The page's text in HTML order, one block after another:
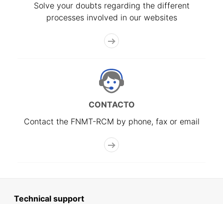
Solve your doubts regarding the different
processes involved in our websites
CONTACTO
Contact the FNMT-RCM by phone, fax or email
Technical support